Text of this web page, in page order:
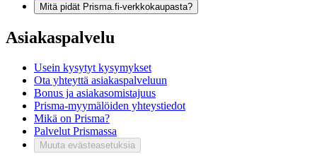
Mitä pidät Prisma.fi-verkkokaupasta?
Asiakaspalvelu
Usein kysytyt kysymykset
Ota yhteyttä asiakaspalveluun
Bonus ja asiakasomistajuus
Prisma-myymälöiden yhteystiedot
Mikä on Prisma?
Palvelut Prismassa
Muuta evästeasetuksia